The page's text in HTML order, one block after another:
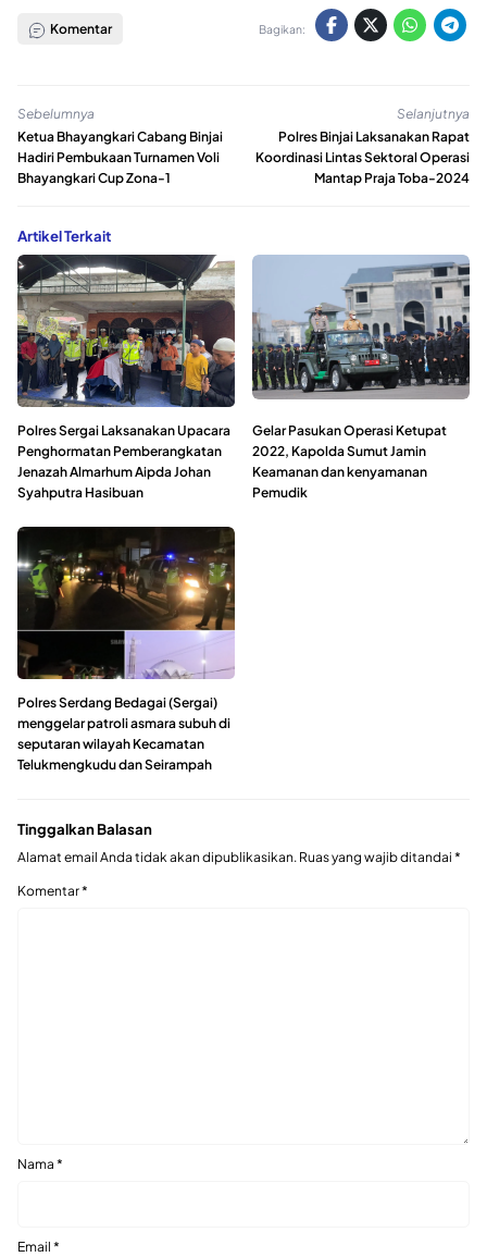
Komentar Bagikan:
Sebelumnya
Ketua Bhayangkari Cabang Binjai
Hadiri Pembukaan Turnamen Voli
Bhayangkari Cup Zona-1
Selanjutnya
Polres Binjai Laksanakan Rapat
Koordinasi Lintas Sektoral Operasi
Mantap Praja Toba-2024
Artikel Terkait
Polres Sergai Laksanakan Upacara
Penghormatan Pemberangkatan
Jenazah Almarhum Aipda Johan
Syahputra Hasibuan
Gelar Pasukan Operasi Ketupat
2022, Kapolda Sumut Jamin
Keamanan dan kenyamanan
Pemudik
Polres Serdang Bedagai (Sergai)
menggelar patroli asmara subuh di
seputaran wilayah Kecamatan
Telukmengkudu dan Seirampah
Tinggalkan Balasan
Alamat email Anda tidak akan dipublikasikan. Ruas yang wajib ditandai *
Komentar*
Nama *
Email *